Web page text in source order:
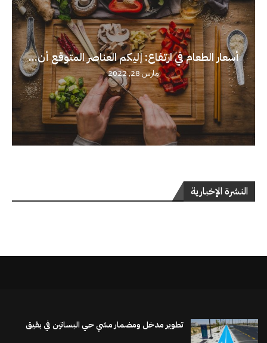
أسعار الطعام في ارتفاع: إليكم العناصر المتوقع أن...
مارس 28, 2022
النشرة الإخبارية
تطوير مدخل ومضمار مشي حي البساتين في بقيق